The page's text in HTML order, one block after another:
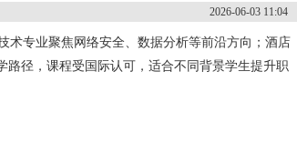
2026-06-03 11:04
术专业聚焦网络安全、数据分析等前沿方向；酒店
径，课程受国际认可，适合不同背景学生提升职